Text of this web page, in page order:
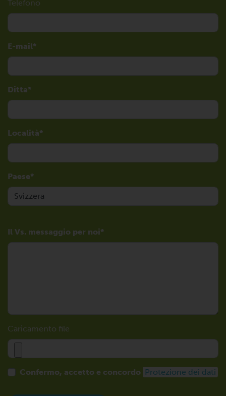
Telefono
E-mail
Ditta
Località
Paese
Il Vs. messaggio per noi
Caricamento file
Confermo, accetto e concordo Protezione dei dati